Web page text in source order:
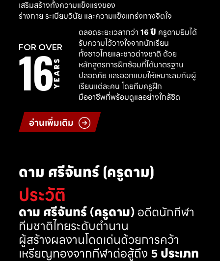
เสริมสร้างทั้งความแข็งแรงของ
ร่างกาย ระเบียบวินัย และความแข็งแกร่งทางจิตใจ
FOR OVER
16YEARS
ตลอดระยะเวลากว่า 16 ปี ครูดามยิมได้
รับความไว้วางใจจากนักเรียน
ทั้งชาวไทยและชาวต่างชาติ ด้วย
หลักสูตรการฝึกซ้อมที่ได้มาตรฐาน
ปลอดภัย และออกแบบให้เหมาะสมกับผู้
เรียนแต่ละคน โดยทีมครูฝึก
มืออาชีพที่พร้อมดูแลอย่างใกล้ชิด
อ่านเพิ่มเติม
ดาม ศรีจันทร์ (ครูดาม)
ประวัติ
ดาม ศรีจันทร์ (ครูดาม)อดีตนักกีฬา
ทีมชาติไทยระดับตำนาน
ผู้สร้างผลงานโดดเด่นด้วยการคว้า
เหรียญทองจากกีฬาต่อสู้ถึง 5 ประเภท